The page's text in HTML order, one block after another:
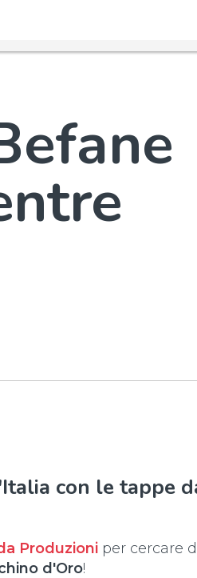
con le tappe
Produzioni per cercare
d'Oro!